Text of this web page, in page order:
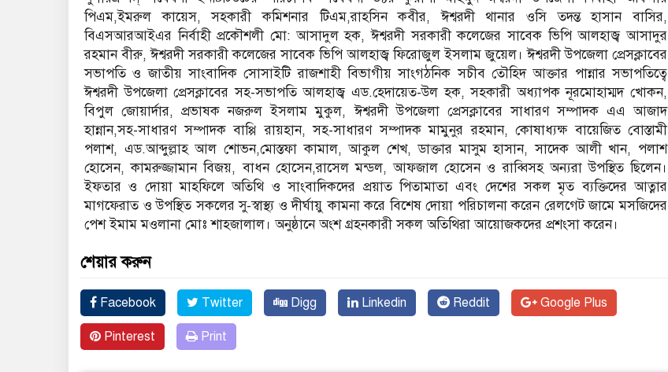
পিএম,ইমরুল কায়েস, সহকারী কমিশনার টিএম,রাহসিন কবীর, ঈশ্বরদী থানার ওসি তদন্ত হাসান বাসির,
বিএসআরআইএর নির্বাহী প্রকৌশলী মো: আসাদুল হক, ঈশ্বরদী সরকারী কলেজের সাবেক ভিপি আলহাজ্ব আসাদুর
রহমান বীরু, ঈশ্বরদী সরকারী কলেজের সাবেক ভিপি আলহাজ্ব ফিরোজুল ইসলাম জুয়েল। ঈশ্বরদী উপজেলা প্রেসক্লাবের
সভাপতি ও জাতীয় সাংবাদিক সোসাইটি রাজশাহী বিভাগীয় সাংগঠনিক সচীব তৌহিদ আক্তার পান্নার সভাপতিত্বে
ঈশ্বরদী উপজেলা প্রেসক্লাবের সহ-সভাপতি আলহাজ্ব এড.হেদায়েত-উল হক, সহকারী অধ্যাপক নূরমোহাম্মদ খোকন,
বিপুল জোয়ার্দার, প্রভাষক নজরুল ইসলাম মুকুল, ঈশ্বরদী উপজেলা প্রেসক্লাবের সাধারণ সম্পাদক এএ আজাদ
হান্নান,সহ-সাধারণ সম্পাদক বাপ্পি রায়হান, সহ-সাধারণ সম্পাদক মামুনুর রহমান, কোষাধ্যক্ষ বায়েজিত বোস্তামী
পলাশ, এড.আব্দুল্লাহ আল শোভন,মোস্তফা কামাল, আকুল শেখ, ডাক্তার মাসুম হাসান, সাদেক আলী খান, পলাশ
হোসেন, কামরুজ্জামান বিজয়, বাধন হোসেন,রাসেল মন্ডল, আফজাল হোসেন ও রাব্বিসহ অন্যরা উপস্থিত ছিলেন।
ইফতার ও দোয়া মাহফিলে অতিথি ও সাংবাদিকদের প্রয়াত পিতামাতা এবং দেশের সকল মৃত ব্যক্তিদের আত্নার
মাগফেরাত ও উপস্থিত সকলের সু-স্বাস্থ্য ও দীর্ঘায়ু কামনা করে বিশেষ দোয়া পরিচালনা করেন রেলগেট জামে মসজিদের
পেশ ইমাম মওলানা মোঃ শাহজালাল। অনুষ্ঠানে অংশ গ্রহনকারী সকল অতিথিরা আয়োজকদের প্রশংসা করেন।
শেয়ার করুন
Facebook Twitter Digg Linkedin Reddit Google Plus
Pinterest Print